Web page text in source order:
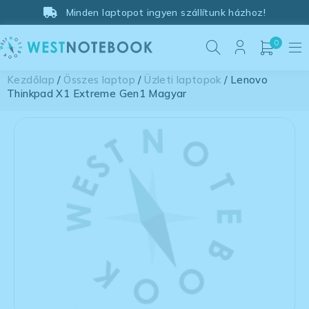
Minden laptopot ingyen szállítunk házhoz!
0
Kezdőlap / Összes laptop / Üzleti laptopok / Lenovo
Thinkpad X1 Extreme Gen1 Magyar